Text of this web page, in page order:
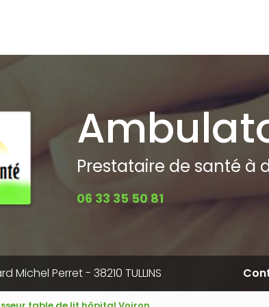
Prestataire de santé à
06 33 35 50 81
Michel Perret - 38210 TULLINS